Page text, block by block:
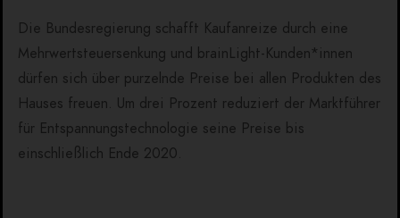
Die Bundesregierung schafft Kaufanreize durch eine
Mehrwertsteuersenkung und brainLight-Kunden*innen
dürfen sich über purzelnde Preise bei allen Produkten des
Hauses freuen. Um drei Prozent reduziert der Marktführer
für Entspannungstechnologie seine Preise bis
einschließlich Ende 2020.